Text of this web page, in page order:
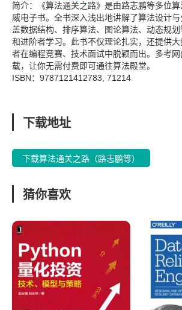
简介：《算法通关之路》是由路志鹏等多位
威电子书。全书深入浅出地讲解了算法设计
盖数据结构、排序算法、图论算法、动态规
和进阶者学习。此书不仅理论扎实，还提供
者在编程竞赛、技术面试中脱颖而出。多考
载，让你无需付费即可通往算法殿堂。
ISBN：9787121412783, 71214
下载地址
下载算法通关之路（路志鹏等）
猜你喜欢